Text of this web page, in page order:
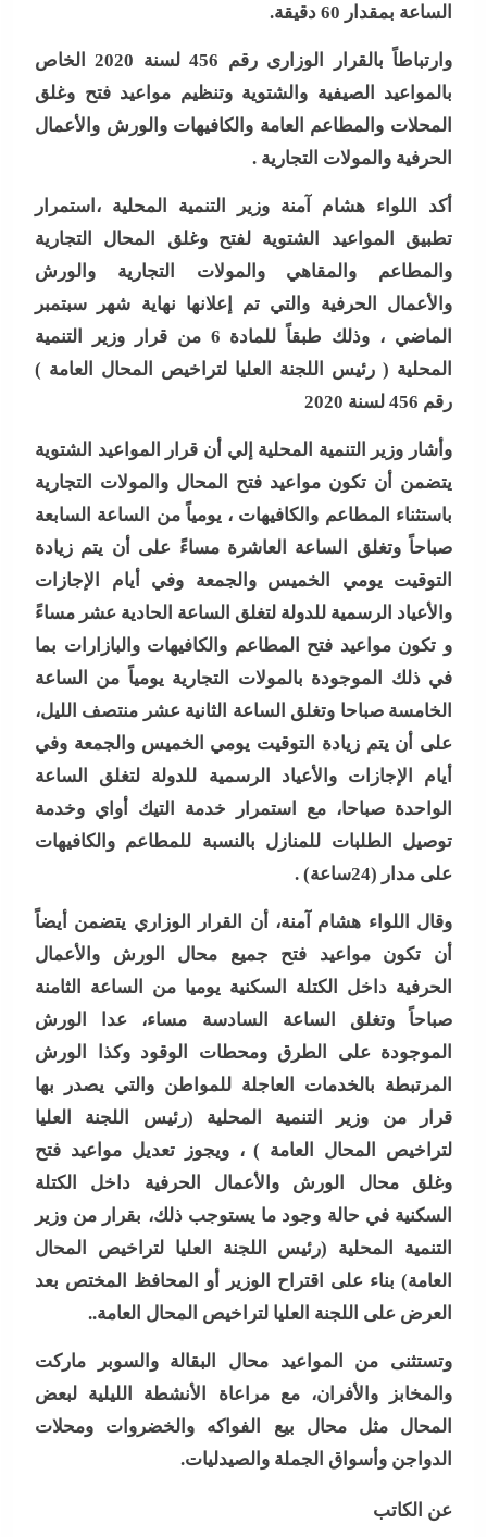
الساعة بمقدار 60 دقيقة.
وارتباطاً بالقرار الوزارى رقم 456 لسنة 2020 الخاص
بالمواعيد الصيفية والشتوية وتنظيم مواعيد فتح وغلق
المحلات والمطاعم العامة والكافيهات والورش والأعمال
الحرفية والمولات التجارية .
أكد اللواء هشام آمنة وزير التنمية المحلية ،استمرار
تطبيق المواعيد الشتوية لفتح وغلق المحال التجارية
والمطاعم والمقاهي والمولات التجارية والورش
والأعمال الحرفية والتي تم إعلانها نهاية شهر سبتمبر
الماضي ، وذلك طبقاً للمادة 6 من قرار وزير التنمية
المحلية ( رئيس اللجنة العليا لتراخيص المحال العامة )
رقم 456 لسنة 2020
وأشار وزير التنمية المحلية إلي أن قرار المواعيد الشتوية
يتضمن أن تكون مواعيد فتح المحال والمولات التجارية
باستثناء المطاعم والكافيهات ، يومياً من الساعة السابعة
صباحاً وتغلق الساعة العاشرة مساءً على أن يتم زيادة
التوقيت يومي الخميس والجمعة وفي أيام الإجازات
والأعياد الرسمية للدولة لتغلق الساعة الحادية عشر مساءً
و تكون مواعيد فتح المطاعم والكافيهات والبازارات بما
في ذلك الموجودة بالمولات التجارية يومياً من الساعة
الخامسة صباحا وتغلق الساعة الثانية عشر منتصف الليل،
على أن يتم زيادة التوقيت يومي الخميس والجمعة وفي
أيام الإجازات والأعياد الرسمية للدولة لتغلق الساعة
الواحدة صباحا، مع استمرار خدمة التيك أواي وخدمة
توصيل الطلبات للمنازل بالنسبة للمطاعم والكافيهات
على مدار (24ساعة) .
وقال اللواء هشام آمنة، أن القرار الوزاري يتضمن أيضاً
أن تكون مواعيد فتح جميع محال الورش والأعمال
الحرفية داخل الكتلة السكنية يوميا من الساعة الثامنة
صباحاً وتغلق الساعة السادسة مساء، عدا الورش
الموجودة على الطرق ومحطات الوقود وكذا الورش
المرتبطة بالخدمات العاجلة للمواطن والتي يصدر بها
قرار من وزير التنمية المحلية (رئيس اللجنة العليا
لتراخيص المحال العامة ) ، ويجوز تعديل مواعيد فتح
وغلق محال الورش والأعمال الحرفية داخل الكتلة
السكنية في حالة وجود ما يستوجب ذلك، بقرار من وزير
التنمية المحلية (رئيس اللجنة العليا لتراخيص المحال
العامة) بناء على اقتراح الوزير أو المحافظ المختص بعد
العرض على اللجنة العليا لتراخيص المحال العامة..
وتستثنى من المواعيد محال البقالة والسوبر ماركت
والمخابز والأفران، مع مراعاة الأنشطة الليلية لبعض
المحال مثل محال بيع الفواكه والخضروات ومحلات
الدواجن وأسواق الجملة والصيدليات.
عن الكاتب